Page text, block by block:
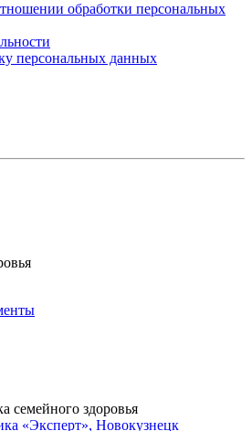
обработки персональных
персональных данных